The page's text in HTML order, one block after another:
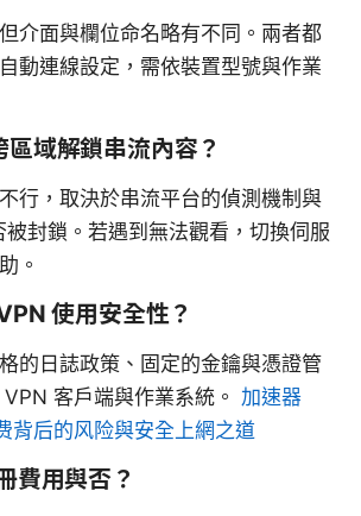
介面與欄位命名略有不同。兩者都
動連線設定，需依裝置型號與作業
域解鎖串流內容？
行，取決於串流平台的偵測機制與
封鎖。若遇到無法觀看，切換伺服
。
使用安全性？
的日誌政策、固定的金鑰與憑證管
客戶端與作業系統。 加速器
背后的风险與安全上網之道
費用與否？